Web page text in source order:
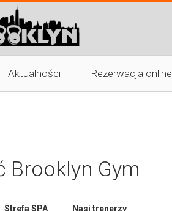
Aktualności Rezerwacja online
Brooklyn Gym
Strefa SPA Nasi trenerzy